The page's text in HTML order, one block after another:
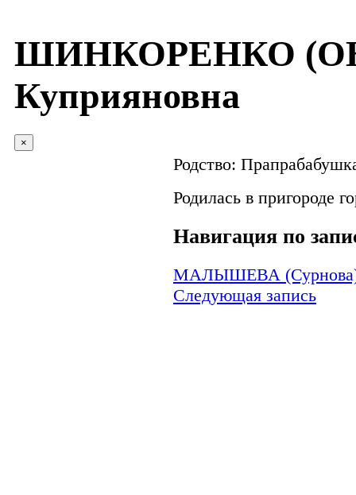
ШИНКОРЕНКО
Куприяновна
×
Родство:
Родилась в пригороде
Навигация по
МАЛЫШЕВА (Сурнова)
Следующая запись